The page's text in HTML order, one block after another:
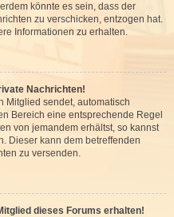
könnte es sein, dass der
zu verschicken, entzogen hat.
Informationen zu erhalten.
Nachrichten!
Mitglied sendet, automatisch
Bereich eine entsprechende Regel
von jemandem erhältst, so kannst
Dieser kann dem betreffenden
zu versenden.
dieses Forums erhalten!